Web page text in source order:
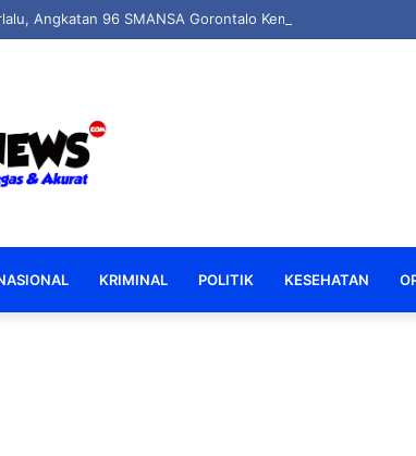
Angkatan 96 SMANSA Gorontalo Kembali Bersatu:
KRIMINAL POLITIK KESEHATAN